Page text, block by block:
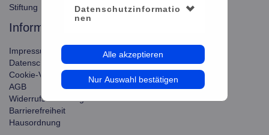
Datenschutzinformatio
nen
Alle akzeptieren
Nur Auswahl bestätigen
Stiftung Planetarium Berlin Konto verwalten
information
Impressum
Datenschutz
Cookie-Verwendung
AGB
Widerrufsbelehrung
Barrierefreiheit
Hausordnung